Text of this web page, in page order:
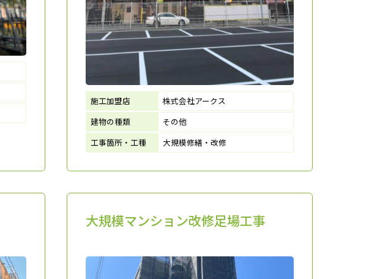
施工加盟店
株式会社アークス
建物の種類
その他
工事箇所・工種
大規模修繕・改修
大規模マンション改修足場工事